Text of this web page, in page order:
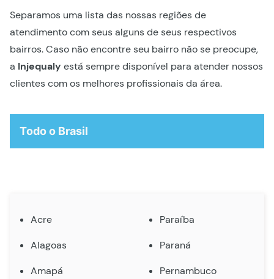
Separamos uma lista das nossas regiões de
atendimento com seus alguns de seus respectivos
bairros. Caso não encontre seu bairro não se preocupe,
a Injequaly está sempre disponível para atender nossos
clientes com os melhores profissionais da área.
Todo o Brasil
Acre
Alagoas
Amapá
Paraíba
Paraná
Pernambuco